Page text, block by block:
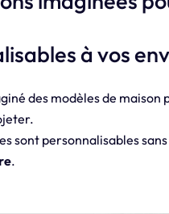
à vos
des modèles de maison
sont personnalisables
.